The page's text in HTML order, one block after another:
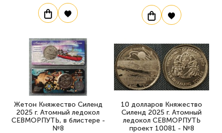
Жетон Княжество Силенд
2025 г. Атомный ледокол
СЕВМОРПУТЬ, в блистере -
№8
10 долларов Княжество
Силенд 2025 г. Атомный
ледокол СЕВМОРПУТЬ
проект 10081 - №8